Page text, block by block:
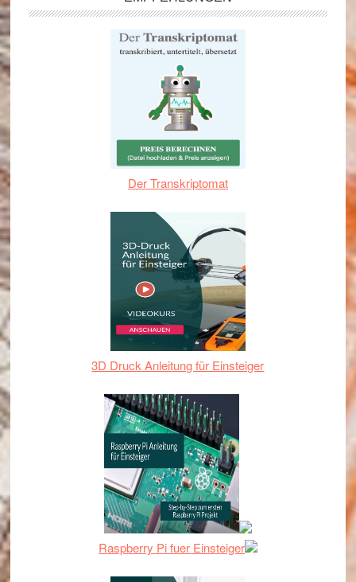
Der Transkriptomat
3D Druck Anleitung für Einsteiger
Raspberry Pi fuer Einsteiger